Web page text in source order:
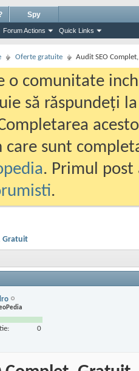
Forum Actions Quick Links
Spy
Oferte gratuite Audit SEO
o comunitate
să răspundeți
care sunt
. Primul
.
Gratuit
0